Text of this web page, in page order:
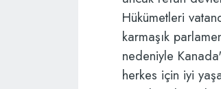
Hükümetleri
karmaşık
nedeniyle
herkes için iyi